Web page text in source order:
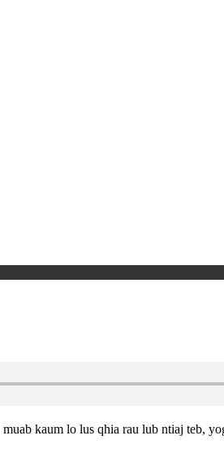
kaum lo lus qhia rau lub ntiaj teb,